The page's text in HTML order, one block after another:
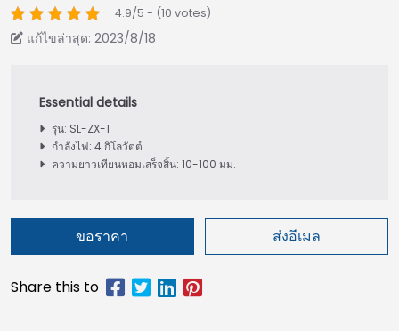
4.9/5 - (10 votes)
แก้ไขล่าสุด: 2023/8/18
รุ่น: SL-ZX-1
กำลังไฟ: 4 กิโลวัตต์
ความยาวเทียนหอมเสร็จสิ้น: 10-100 มม.
ขอราคา ส่งอีเมล